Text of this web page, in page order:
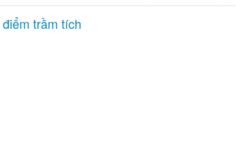
trầm tích